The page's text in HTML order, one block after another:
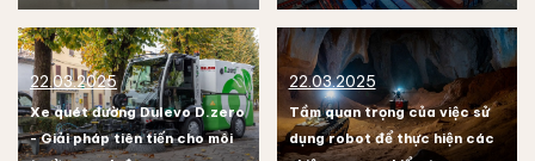
xuất
22.03.2025
Xe quét đường Dulevo D.zero
- Giải pháp tiên tiến cho môi
22.03.2025
Tầm quan trọng của việc sử
dụng robot để thực hiện các